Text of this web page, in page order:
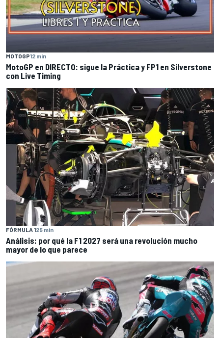
MOTOGP12 min
MotoGP en DIRECTO: sigue la Práctica y FP1 en Silverstone
con Live Timing
FÓRMULA 125 min
Análisis: por qué la F1 2027 será una revolución mucho
mayor de lo que parece